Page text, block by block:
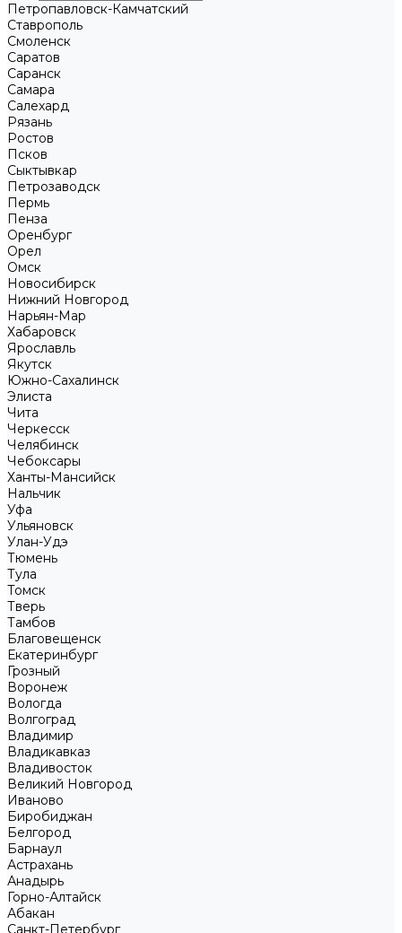
Петропавловск-Камчатский
Ставрополь
Смоленск
Саратов
Саранск
Самара
Салехард
Рязань
Ростов
Псков
Сыктывкар
Петрозаводск
Пермь
Пенза
Оренбург
Орел
Омск
Новосибирск
Нижний Новгород
Нарьян-Мар
Хабаровск
Ярославль
Якутск
Южно-Сахалинск
Элиста
Чита
Черкесск
Челябинск
Чебоксары
Ханты-Мансийск
Нальчик
Уфа
Ульяновск
Улан-Удэ
Тюмень
Тула
Томск
Тверь
Тамбов
Благовещенск
Екатеринбург
Грозный
Воронеж
Вологда
Волгоград
Владимир
Владикавказ
Владивосток
Великий Новгород
Иваново
Биробиджан
Белгород
Барнаул
Астрахань
Анадырь
Горно-Алтайск
Абакан
Санкт-Петербург